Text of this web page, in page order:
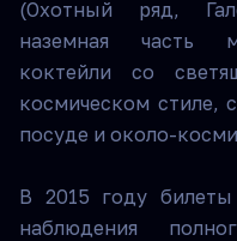
(Охотный ряд,
наземная часть
коктейли со
космическом стиле,
посуде и около-
В 2015 году
наблюдения